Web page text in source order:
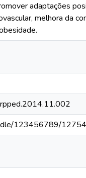
adaptações
melhora da
123456789/12754